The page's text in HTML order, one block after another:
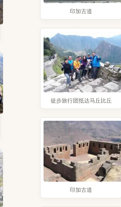
印加古道
徒步旅行团抵达马丘比丘
印加古道